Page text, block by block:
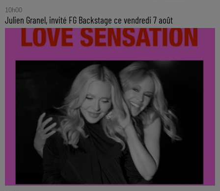
10h00
Julien Granel, invité FG Backstage ce vendredi 7 août